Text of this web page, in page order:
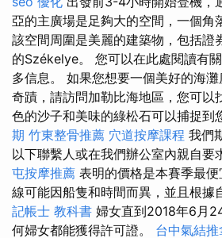
亞的主廣場是足夠大的空間，一個角
該空間周圍是美麗的建築物，包括證
的Székelye。 您可以在此處閱讀有
多信息。 如果您想要一個美好的海
奇蹟，請訪問加勒比海地區，您可以
色的沙子和美味的綠松石可以捕捉到
期 竹東整骨推薦 穴道按摩課程 我們
以下聯繫人或在我們辦公室內親自要
屯按摩推薦 表明的價格是本賽季最
線可能因船隻和時間而異，並且根據
記帳士 教科書 婦女直到2018年6月
何婦女都能獲得許可證。 台中氣結推